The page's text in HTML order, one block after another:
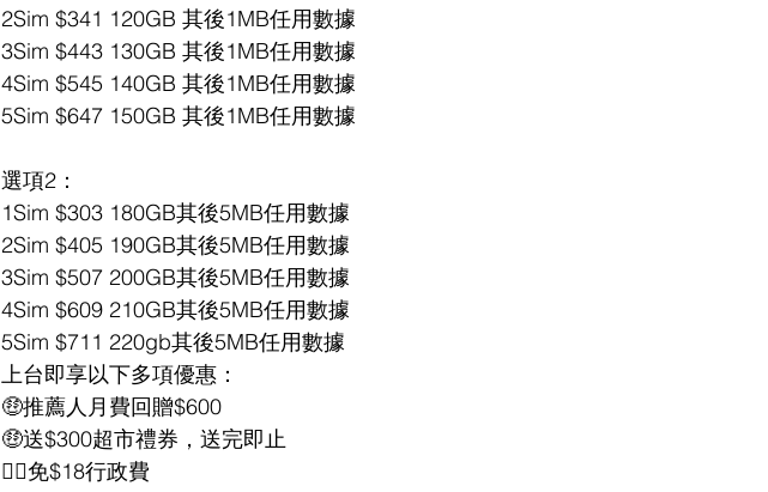
2Sim $341 120GB 其後1MB任用數據
3Sim $443 130GB 其後1MB任用數據
4Sim $545 140GB 其後1MB任用數據
5Sim $647 150GB 其後1MB任用數據
選項2：
1Sim $303 180GB其後5MB任用數據
2Sim $405 190GB其後5MB任用數據
3Sim $507 200GB其後5MB任用數據
4Sim $609 210GB其後5MB任用數據
5Sim $711 220gb其後5MB任用數據
上台即享以下多項優惠：
🤑推薦人月費回贈$600
🤑送$300超市禮券，送完即止
👍🏻免$18行政費